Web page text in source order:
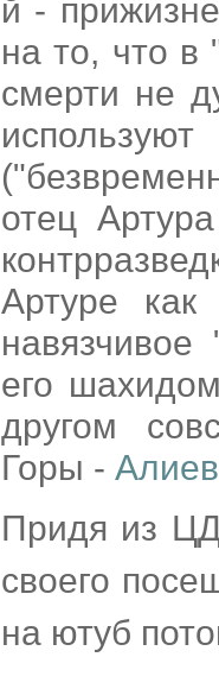
й -
на то, что в
смерти не
отец
Артуре
его
другом
Горы -
Придя из
своего
на ютуб